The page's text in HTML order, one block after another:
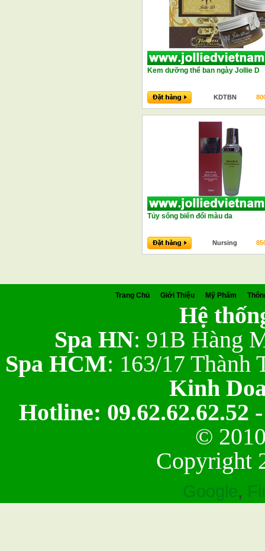
Kem dưỡng thể ban ngày Jollie D
KDTBN
Tủy sống biến đổi màu da
Nursing
Trang Chủ Giới Thiệu Mỹ Phẩm
Hệ
Spa HN: 91B Hàng
Spa HCM: 163/17 Thành
Kinh
Hotline: 09.62.62.62.52
©
Copyright
Google,